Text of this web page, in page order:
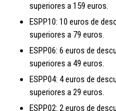
superiores a 159 euros.
ESPP10: 10 euros de
superiores a 79 euros.
ESPP06: 6 euros de
superiores a 49 euros.
ESPP04: 4 euros de
superiores a 29 euros.
ESPP02: 2 euros de